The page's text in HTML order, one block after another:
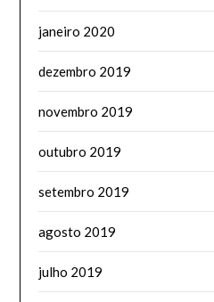
janeiro 2020
dezembro 2019
novembro 2019
outubro 2019
setembro 2019
agosto 2019
julho 2019